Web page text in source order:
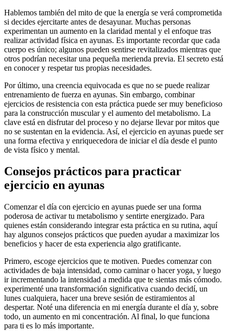
Hablemos también del mito de que la energía se verá comprometida
si decides ejercitarte antes de desayunar. Muchas personas
experimentan un aumento en la claridad mental y el enfoque tras
realizar actividad física en ayunas. Es importante recordar que cada
cuerpo es único; algunos pueden sentirse revitalizados mientras que
otros podrían necesitar una pequeña merienda previa. El secreto está
en conocer y respetar tus propias necesidades.
Por último, una creencia equivocada es que no se puede realizar
entrenamiento de fuerza en ayunas. Sin embargo, combinar
ejercicios de resistencia con esta práctica puede ser muy beneficioso
para la construcción muscular y el aumento del metabolismo. La
clave está en disfrutar del proceso y no dejarse llevar por mitos que
no se sustentan en la evidencia. Así, el ejercicio en ayunas puede ser
una forma efectiva y enriquecedora de iniciar el día desde el punto
de vista físico y mental.
Consejos prácticos para practicar
ejercicio en ayunas
Comenzar el día con ejercicio en ayunas puede ser una forma
poderosa de activar tu metabolismo y sentirte energizado. Para
quienes están considerando integrar esta práctica en su rutina, aquí
hay algunos consejos prácticos que pueden ayudar a maximizar los
beneficios y hacer de esta experiencia algo gratificante.
Primero, escoge ejercicios que te motiven. Puedes comenzar con
actividades de baja intensidad, como caminar o hacer yoga, y luego
ir incrementando la intensidad a medida que te sientas más cómodo.
experimenté una transformación significativa cuando decidí, un
lunes cualquiera, hacer una breve sesión de estiramientos al
despertar. Noté una diferencia en mi energía durante el día y, sobre
todo, un aumento en mi concentración. Al final, lo que funciona
para ti es lo más importante.